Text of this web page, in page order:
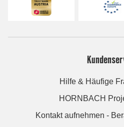
Hilfe & Häufige
HORNBACH
Kontakt aufnehmen -